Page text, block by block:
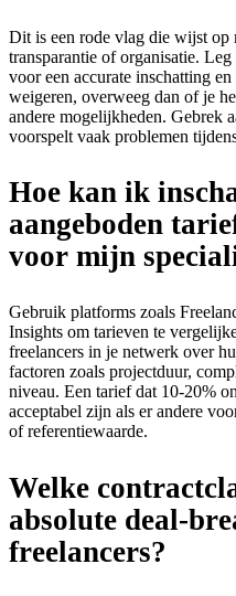
Dit is een rode vlag die wijst op
transparantie of organisatie.
voor een accurate inschatting
weigeren, overweeg dan of je
andere mogelijkheden. Gebrek
voorspelt vaak problemen
Hoe kan ik
aangeboden
voor mijn
Gebruik platforms zoals
Insights om tarieven te
freelancers in je netwerk over
factoren zoals projectduur,
niveau. Een tarief dat 10-20%
acceptabel zijn als er andere
of referentiewaarde.
Welke
absolute deal-
freelancers?